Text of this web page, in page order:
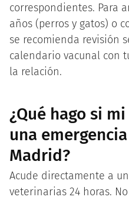
correspondientes. Para
años (perros y gatos) o
se recomienda revisión
calendario vacunal con
la relación.
¿Qué hago si
una
Madrid?
Acude directamente a
veterinarias 24 horas.